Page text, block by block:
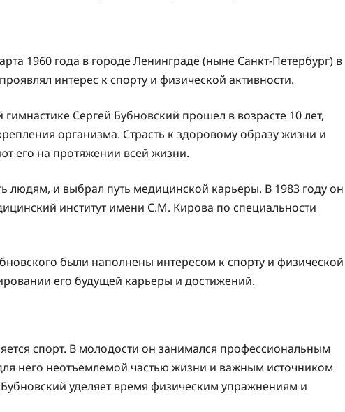
1960 года в городе Ленинграде (ныне Санкт-Петербург) в
интерес к спорту и физической активности.
Сергей Бубновский прошел в возрасте 10 лет,
организма. Страсть к здоровому образу жизни и
его на протяжении всей жизни.
людям, и выбрал путь медицинской карьеры. В 1983 году он
институт имени С.М. Кирова по специальности
были наполнены интересом к спорту и физической
его будущей карьеры и достижений.
спорт. В молодости он занимался профессиональным
него неотъемлемой частью жизни и важным источником
уделяет время физическим упражнениям и